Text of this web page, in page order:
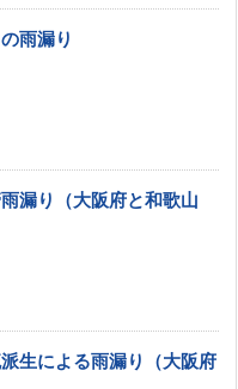
雨漏り
漏り（大阪府と和歌山
生による雨漏り（大阪府